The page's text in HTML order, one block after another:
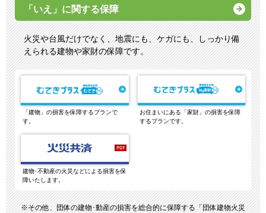
「いえ」に関する保障
火災や台風だけでなく、地震にも、ケガにも、しっかり備
えられる建物や家財の保障です。
「建物」の損害を保障するプランで
す。
お住まいにある「家財」の損害を保障
するプランです。
建物･不動産の火災などによる損害を保
障いたします。
その他、団体の建物･動産の損害を総合的に保障する「団体建物火災